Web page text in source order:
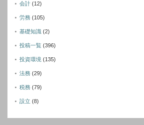
会計 (12)
労務 (105)
基礎知識 (2)
投稿一覧 (396)
投資環境 (135)
法務 (29)
税務 (79)
設立 (8)